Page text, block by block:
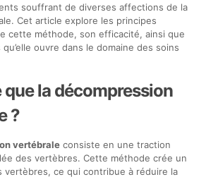
souffrant de diverses affections de la
Cet article explore les principes
cette méthode, son efficacité, ainsi que
ouvre dans le domaine des soins
que la décompression
?
vertébraleconsiste en une traction
des vertèbres. Cette méthode crée un
vertèbres, ce qui contribue à réduire la